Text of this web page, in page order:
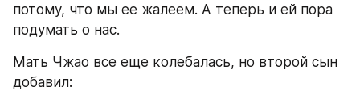
потому, что мы ее жалеем. А теперь и ей пора
подумать о нас.
Мать Чжао все еще колебалась, но второй сын
добавил: